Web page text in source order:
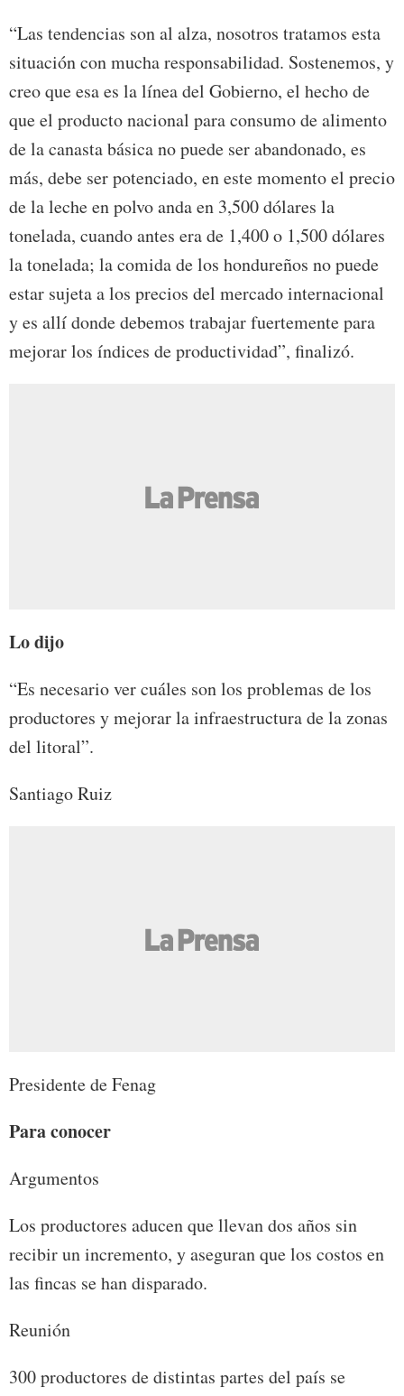
“Las tendencias son al alza, nosotros tratamos esta
situación con mucha responsabilidad. Sostenemos, y
creo que esa es la línea del Gobierno, el hecho de
que el producto nacional para consumo de alimento
de la canasta básica no puede ser abandonado, es
más, debe ser potenciado, en este momento el precio
de la leche en polvo anda en 3,500 dólares la
tonelada, cuando antes era de 1,400 o 1,500 dólares
la tonelada; la comida de los hondureños no puede
estar sujeta a los precios del mercado internacional
y es allí donde debemos trabajar fuertemente para
mejorar los índices de productividad”, finalizó.
Lo dijo
“Es necesario ver cuáles son los problemas de los
productores y mejorar la infraestructura de la zonas
del litoral”.
Santiago Ruiz
Presidente de Fenag
Para conocer
Argumentos
Los productores aducen que llevan dos años sin
recibir un incremento, y aseguran que los costos en
las fincas se han disparado.
Reunión
300 productores de distintas partes del país se